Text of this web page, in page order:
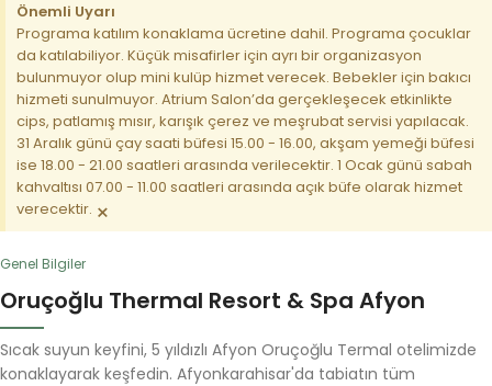
Önemli Uyarı
Programa katılım konaklama ücretine dahil. Programa çocuklar
da katılabiliyor. Küçük misafirler için ayrı bir organizasyon
bulunmuyor olup mini kulüp hizmet verecek. Bebekler için bakıcı
hizmeti sunulmuyor. Atrium Salon’da gerçekleşecek etkinlikte
cips, patlamış mısır, karışık çerez ve meşrubat servisi yapılacak.
31 Aralık günü çay saati büfesi 15.00 - 16.00, akşam yemeği büfesi
ise 18.00 - 21.00 saatleri arasında verilecektir. 1 Ocak günü sabah
kahvaltısı 07.00 - 11.00 saatleri arasında açık büfe olarak hizmet
verecektir. ×
Genel Bilgiler
Oruçoğlu Thermal Resort & Spa Afyon
Sıcak suyun keyfini, 5 yıldızlı Afyon Oruçoğlu Termal otelimizde
konaklayarak keşfedin. Afyonkarahisar'da tabiatın tüm